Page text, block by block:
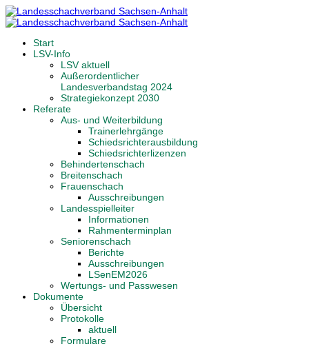
Start
LSV-Info
LSV aktuell
Außerordentlicher
Landesverbandstag 2024
Strategiekonzept 2030
Referate
Aus- und Weiterbildung
Trainerlehrgänge
Schiedsrichterausbildung
Schiedsrichterlizenzen
Behindertenschach
Breitenschach
Frauenschach
Ausschreibungen
Landesspielleiter
Informationen
Rahmenterminplan
Seniorenschach
Berichte
Ausschreibungen
LSenEM2026
Wertungs- und Passwesen
Dokumente
Übersicht
Protokolle
aktuell
Formulare